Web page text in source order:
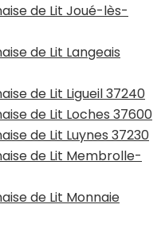
de Lit Joué-lès-
de Lit Langeais
de Lit Ligueil 37240
de Lit Loches 37600
de Lit Luynes 37230
de Lit Membrolle-
de Lit Monnaie